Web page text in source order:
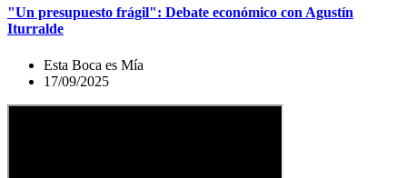
"Un presupuesto frágil": Debate económico con Agustín
Iturralde
Esta Boca es Mía
17/09/2025